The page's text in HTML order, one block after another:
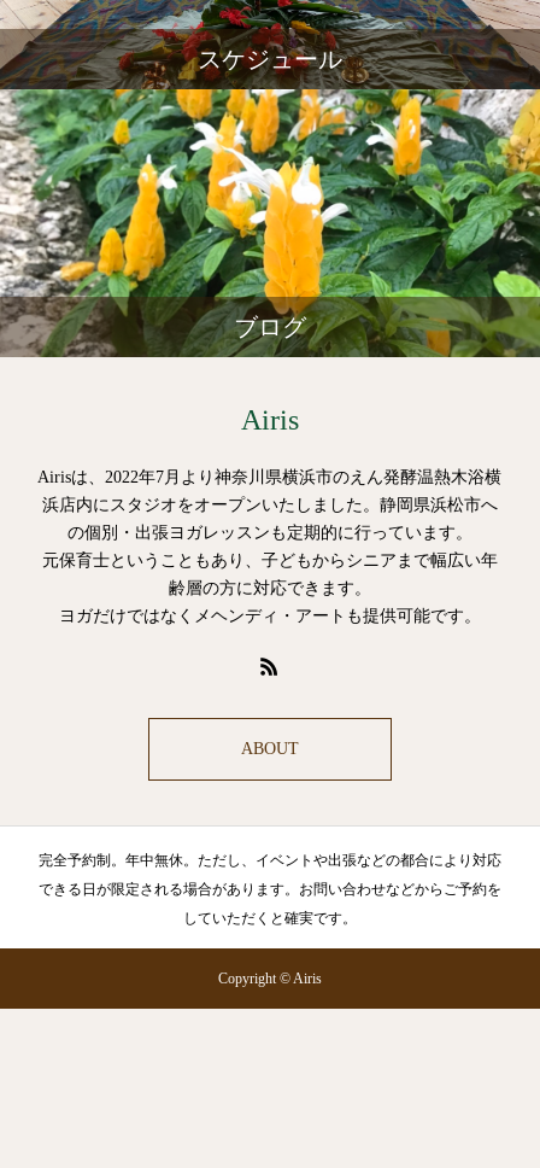
スケジュール
ブログ
Airis
Airisは、2022年7月より神奈川県横浜市のえん発酵温熱木浴横
浜店内にスタジオをオープンいたしました。静岡県浜松市へ
の個別・出張ヨガレッスンも定期的に行っています。
元保育士ということもあり、子どもからシニアまで幅広い年
齢層の方に対応できます。
ヨガだけではなくメヘンディ・アートも提供可能です。
ABOUT
完全予約制。年中無休。ただし、イベントや出張などの都合により対応
できる日が限定される場合があります。お問い合わせなどからご予約を
していただくと確実です。
Copyright © Airis